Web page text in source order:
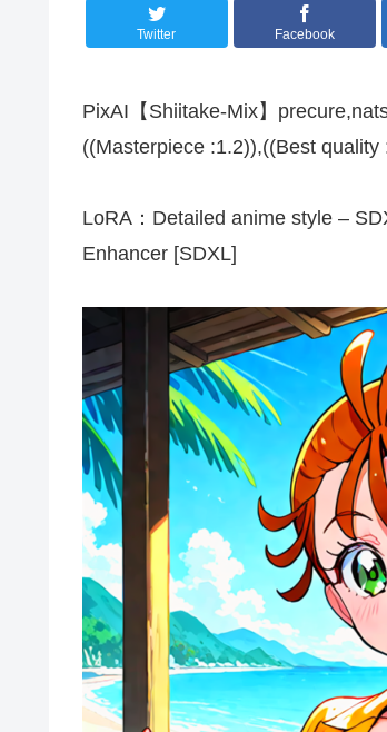
Twitter Facebook
PixAI【Shiitake-Mix】
((Masterpiece :1.2)),((Best
LoRA：Detailed anime style –
Enhancer [SDXL]